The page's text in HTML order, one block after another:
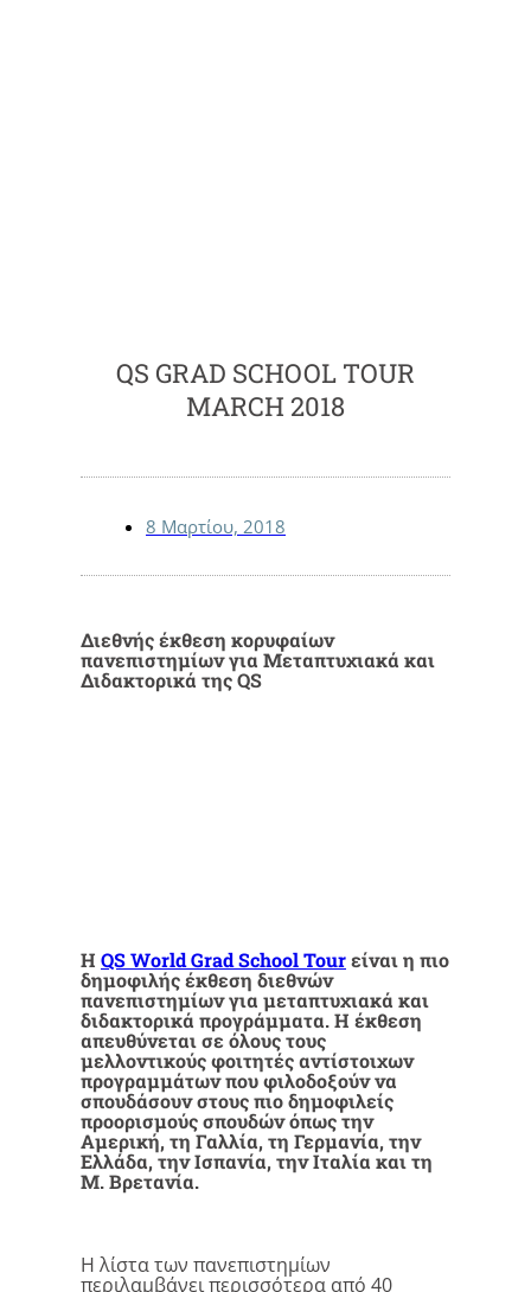
QS GRAD SCHOOL TOUR
MARCH 2018
8 Μαρτίου, 2018
Διεθνής έκθεση κορυφαίων
πανεπιστημίων για Μεταπτυχιακά και
Διδακτορικά της QS
Η QS World Grad School Tourείναι η πιο
δημοφιλής έκθεση διεθνών
πανεπιστημίων για μεταπτυχιακά και
διδακτορικά προγράμματα. Η έκθεση
απευθύνεται σε όλους τους
μελλοντικούς φοιτητές αντίστοιχων
προγραμμάτων που φιλοδοξούν να
σπουδάσουν στους πιο δημοφιλείς
προορισμούς σπουδών όπως την
Αμερική, τη Γαλλία, τη Γερμανία, την
Ελλάδα, την Ισπανία, την Ιταλία και τη
Μ. Βρετανία.
Η λίστα των πανεπιστημίων
περιλαμβάνει περισσότερα από 40